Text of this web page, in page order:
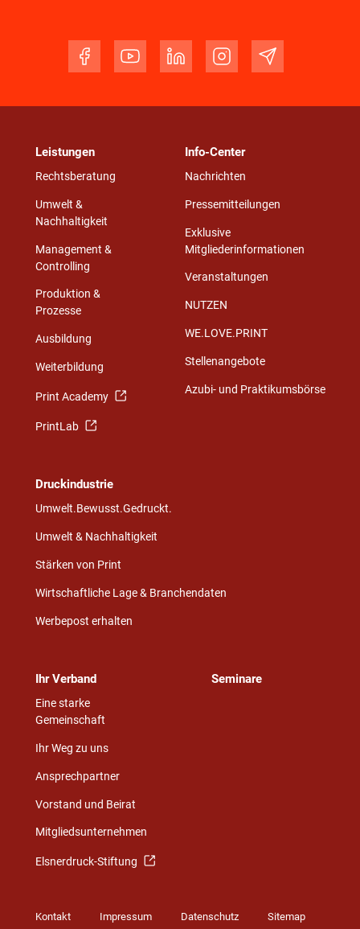
Leistungen
Rechtsberatung
Umwelt &
Nachhaltigkeit
Management &
Controlling
Produktion &
Prozesse
Ausbildung
Weiterbildung
Print Academy
PrintLab
Info-Center
Nachrichten
Pressemitteilungen
Exklusive
Mitgliederinformationen
Veranstaltungen
NUTZEN
WE.LOVE.PRINT
Stellenangebote
Azubi- und Praktikumsbörse
Druckindustrie
Umwelt.Bewusst.Gedruckt.
Umwelt & Nachhaltigkeit
Stärken von Print
Wirtschaftliche Lage & Branchendaten
Werbepost erhalten
Ihr Verband
Eine starke
Gemeinschaft
Ihr Weg zu uns
Ansprechpartner
Vorstand und Beirat
Mitgliedsunternehmen
Elsnerdruck-Stiftung
Seminare
Kontakt Impressum Datenschutz Sitemap